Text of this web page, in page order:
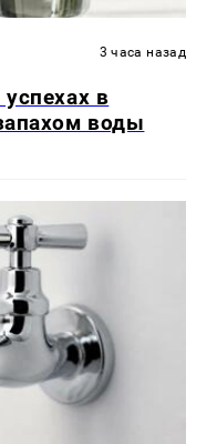
3 часа назад
в
воды